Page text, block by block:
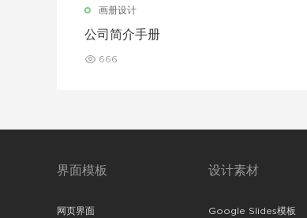
画册设计
公司简介手册
666
界面模板
网页界面
设计素材
Google Slides模板